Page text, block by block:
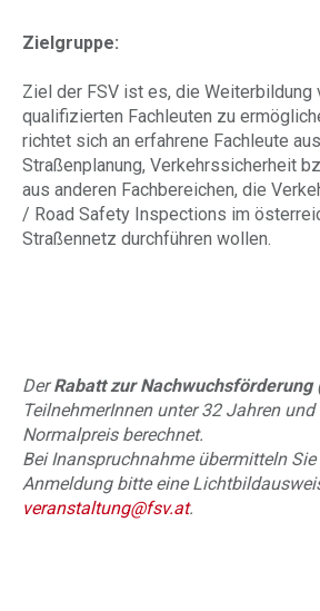
Zielgruppe:
Ziel der FSV ist es, die Weiterbildung
qualifizierten Fachleuten zu
richtet sich an erfahrene Fachleute
Straßenplanung, Verkehrssicherheit
aus anderen Fachbereichen, die
/ Road Safety Inspections im
Straßennetz durchführen wollen.
DerRabatt zur Nachwuchsförderung
TeilnehmerInnen unter 32 Jahren
Normalpreis berechnet.
Bei Inanspruchnahme übermitteln
Anmeldung bitte eine
veranstaltung@fsv.at.